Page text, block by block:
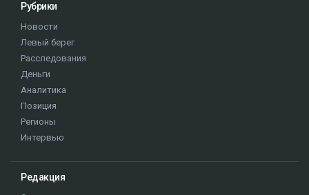
Рубрики
Новости
Левый берег
Расследования
Деньги
Аналитика
Позиция
Регионы
Интервью
Редакция